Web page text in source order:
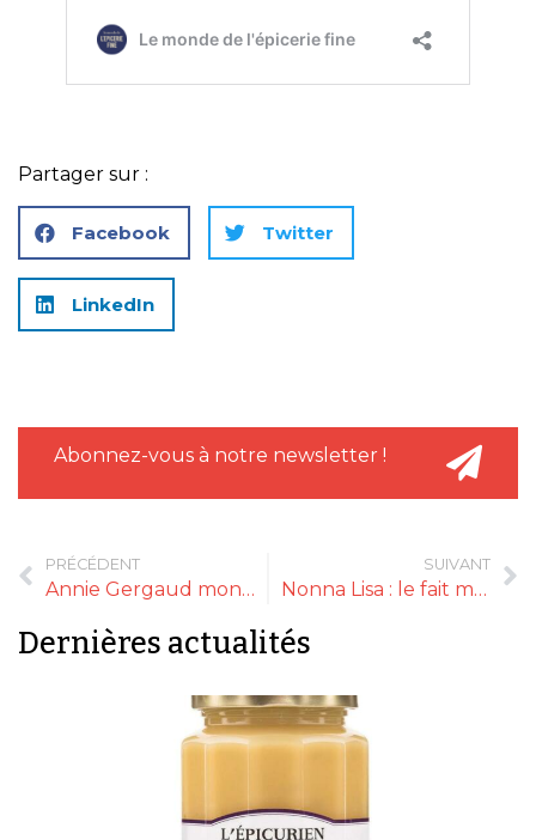
Partager sur :
Facebook Twitter
LinkedIn
Abonnez-vous à notre newsletter !
PRÉCÉDENT
Annie Gergaud monte sa deuxième affaire : Au Palais Gourmand
SUIVANT
Nonna Lisa : le fait maison italien à l’honneur
Dernières actualités